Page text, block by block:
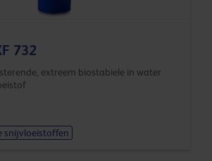
732
extreem biostabiele in water
snijvloeistoffen